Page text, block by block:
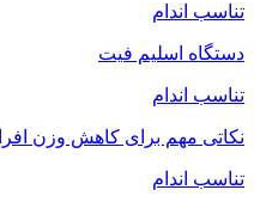
تناسب اندام
دستگاه اسلیم فیت
تناسب اندام
نکاتی مهم برای کاهش وزن
تناسب اندام